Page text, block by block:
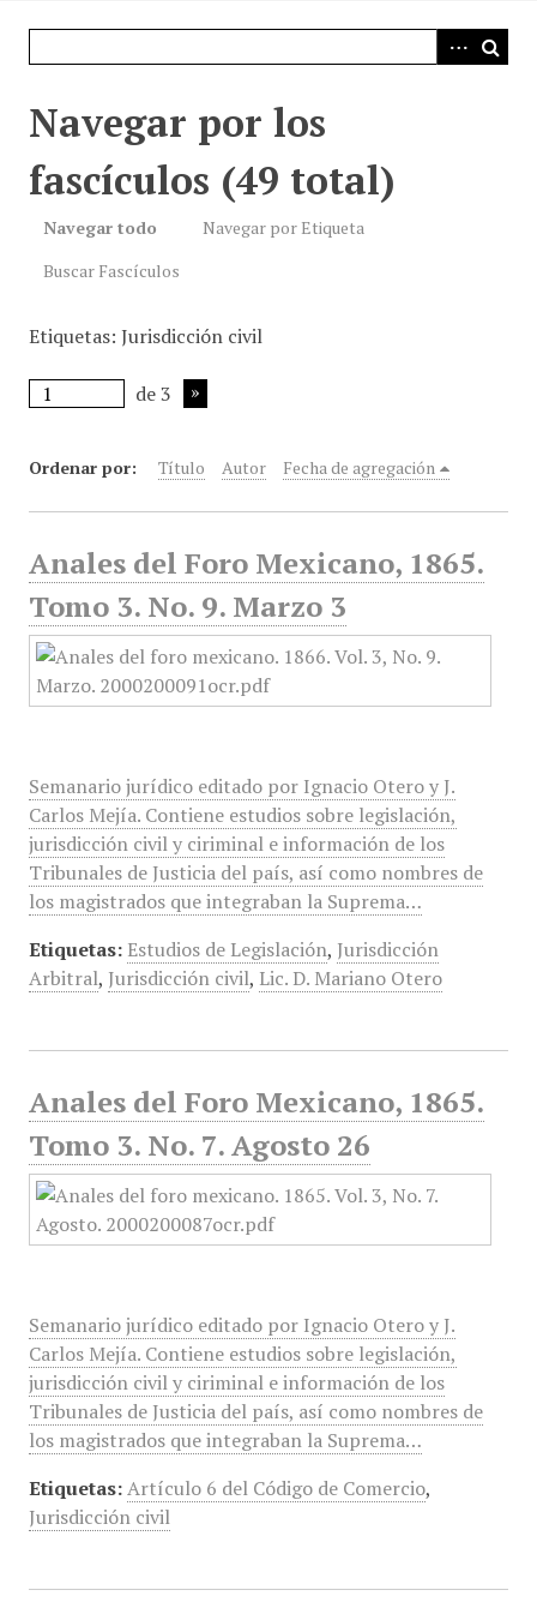
Navegar por los
fascículos (49 total)
Navegar todo
Navegar por Etiqueta
Buscar Fascículos
Etiquetas: Jurisdicción civil
de 3
Ordenar por: Título Autor Fecha de agregación
Anales del Foro Mexicano, 1865.
Tomo 3. No. 9. Marzo 3
Semanario jurídico editado por Ignacio Otero y J.
Carlos Mejía. Contiene estudios sobre legislación,
jurisdicción civil y ciriminal e información de los
Tribunales de Justicia del país, así como nombres de
los magistrados que integraban la Suprema…
Etiquetas: Estudios de Legislación, Jurisdicción
Arbitral, Jurisdicción civil, Lic. D. Mariano Otero
Anales del Foro Mexicano, 1865.
Tomo 3. No. 7. Agosto 26
Semanario jurídico editado por Ignacio Otero y J.
Carlos Mejía. Contiene estudios sobre legislación,
jurisdicción civil y ciriminal e información de los
Tribunales de Justicia del país, así como nombres de
los magistrados que integraban la Suprema…
Etiquetas: Artículo 6 del Código de Comercio,
Jurisdicción civil